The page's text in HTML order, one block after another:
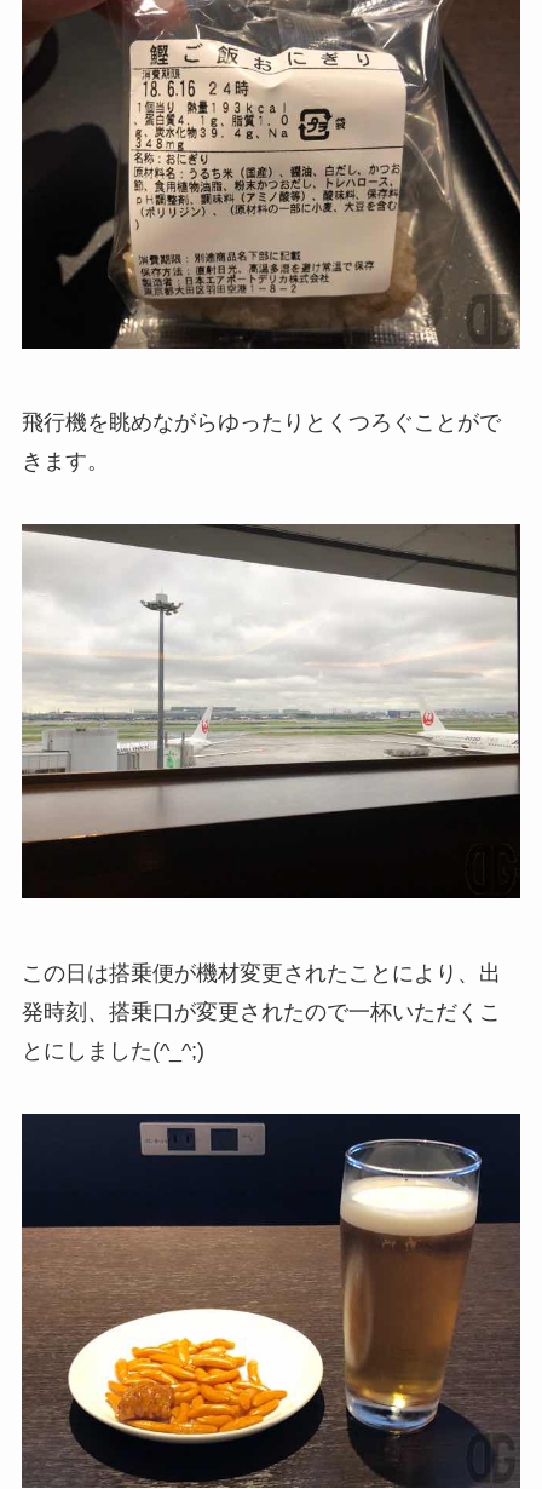
飛行機を眺めながらゆったりとくつろぐことがで
きます。
この日は搭乗便が機材変更されたことにより、出
発時刻、搭乗口が変更されたので一杯いただくこ
とにしました(^_^;)